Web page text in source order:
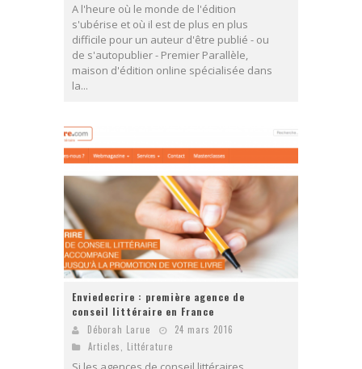
A l'heure où le monde de l'édition
s'ubérise et où il est de plus en plus
difficile pour un auteur d'être publié - ou
de s'autopublier - Premier Parallèle,
maison d'édition online spécialisée dans
la...
Enviedecrire : première agence de
conseil littéraire en France
Déborah Larue
24 mars 2016
Articles, Littérature